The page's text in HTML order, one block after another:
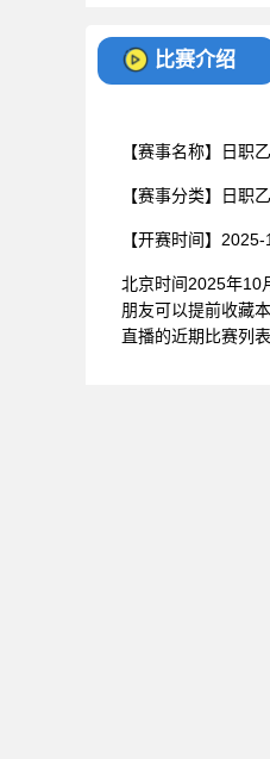
比赛介绍
【赛事名称】 日职
【赛事分类】 日职乙
【开赛时间】 2025-
北京时间2025年10
朋友可以提前收藏
直播的近期比赛列